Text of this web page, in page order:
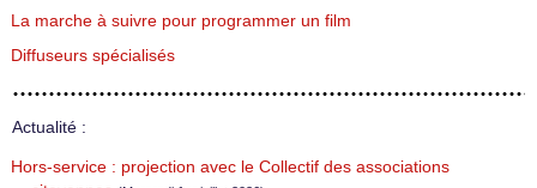
La marche à suivre pour programmer un film
Diffuseurs spécialisés
Actualité :
Hors-service : projection avec le Collectif des associations